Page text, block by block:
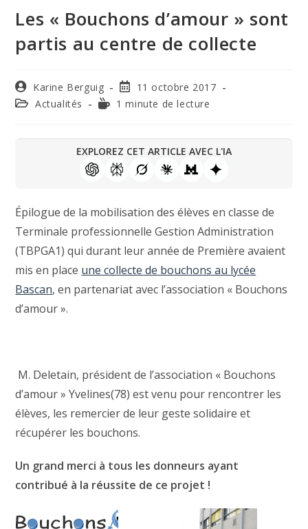
Les « Bouchons d’amour » sont
partis au centre de collecte
Karine Berguig
11 octobre 2017
Actualités
1 minute de lecture
EXPLOREZ CET ARTICLE AVEC L'IA
Épilogue de la mobilisation des élèves en classe de
Terminale professionnelle Gestion Administration
(TBPGA1) qui durant leur année de Première avaient
mis en place une collecte de bouchons au lycée
Bascan, en partenariat avec l’association « Bouchons
d’amour ».
M. Deletain, président de l’association « Bouchons
d’amour » Yvelines(78) est venu pour rencontrer les
élèves, les remercier de leur geste solidaire et
récupérer les bouchons.
Un grand merci à tous les donneurs ayant
contribué à la réussite de ce projet !